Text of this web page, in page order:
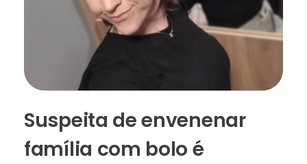
Suspeita de envenenar
família com bolo é